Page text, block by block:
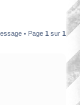
• Page 1 sur 1